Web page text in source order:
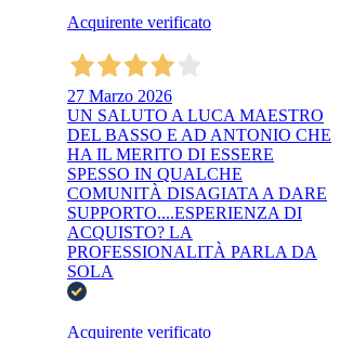
Acquirente verificato
27 Marzo 2026
UN SALUTO A LUCA MAESTRO
DEL BASSO E AD ANTONIO CHE
HA IL MERITO DI ESSERE
SPESSO IN QUALCHE
COMUNITÀ DISAGIATA A DARE
SUPPORTO....ESPERIENZA DI
ACQUISTO? LA
PROFESSIONALITÀ PARLA DA
SOLA
Acquirente verificato